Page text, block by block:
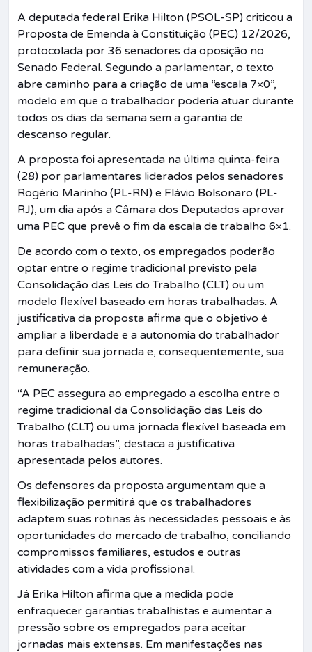
A deputada federal Erika Hilton (PSOL-SP) criticou a
Proposta de Emenda à Constituição (PEC) 12/2026,
protocolada por 36 senadores da oposição no
Senado Federal. Segundo a parlamentar, o texto
abre caminho para a criação de uma “escala 7×0”,
modelo em que o trabalhador poderia atuar durante
todos os dias da semana sem a garantia de
descanso regular.
A proposta foi apresentada na última quinta-feira
(28) por parlamentares liderados pelos senadores
Rogério Marinho (PL-RN) e Flávio Bolsonaro (PL-
RJ), um dia após a Câmara dos Deputados aprovar
uma PEC que prevê o fim da escala de trabalho 6×1.
De acordo com o texto, os empregados poderão
optar entre o regime tradicional previsto pela
Consolidação das Leis do Trabalho (CLT) ou um
modelo flexível baseado em horas trabalhadas. A
justificativa da proposta afirma que o objetivo é
ampliar a liberdade e a autonomia do trabalhador
para definir sua jornada e, consequentemente, sua
remuneração.
“A PEC assegura ao empregado a escolha entre o
regime tradicional da Consolidação das Leis do
Trabalho (CLT) ou uma jornada flexível baseada em
horas trabalhadas”, destaca a justificativa
apresentada pelos autores.
Os defensores da proposta argumentam que a
flexibilização permitirá que os trabalhadores
adaptem suas rotinas às necessidades pessoais e às
oportunidades do mercado de trabalho, conciliando
compromissos familiares, estudos e outras
atividades com a vida profissional.
Já Erika Hilton afirma que a medida pode
enfraquecer garantias trabalhistas e aumentar a
pressão sobre os empregados para aceitar
jornadas mais extensas. Em manifestações nas